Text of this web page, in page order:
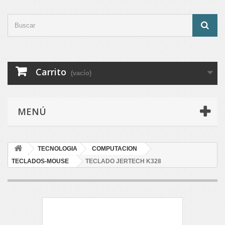
Carrito (vacío)
MENÚ
TECNOLOGIA
COMPUTACION
TECLADOS-MOUSE
TECLADO JERTECH K328